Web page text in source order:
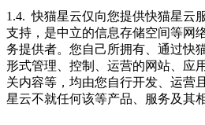
1.4. 快猫星云仅向您提供快猫星云
支持，是中立的信息存储空间等网
务提供者。您自己所拥有、通过快
形式管理、控制、运营的网站、应
关内容等，均由您自行开发、运营
星云不就任何该等产品、服务及其